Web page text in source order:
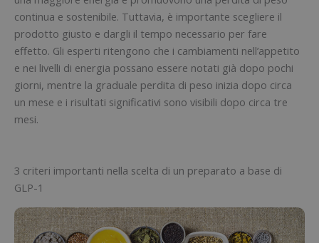
continua e sostenibile. Tuttavia, è importante scegliere il
prodotto giusto e dargli il tempo necessario per fare
effetto. Gli esperti ritengono che i cambiamenti nell’appetito
e nei livelli di energia possano essere notati già dopo pochi
giorni, mentre la graduale perdita di peso inizia dopo circa
un mese e i risultati significativi sono visibili dopo circa tre
mesi.
3 criteri importanti nella scelta di un preparato a base di
GLP-1